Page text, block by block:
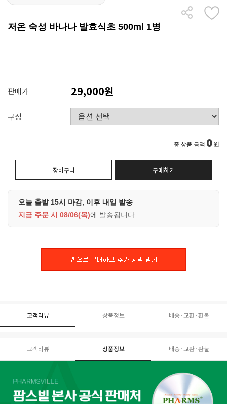
저온 숙성 바나나 발효식초 500ml 1병
판매가 29,000원
구성
총 상품 금액 0원
장바구니 구매하기
오늘 출발 15시 마감, 이후 내일 발송
지금 주문 시 08/06(목)에 발송됩니다.
고객리뷰 상품정보 배송·교환·환불
고객리뷰 상품정보 배송·교환·환불